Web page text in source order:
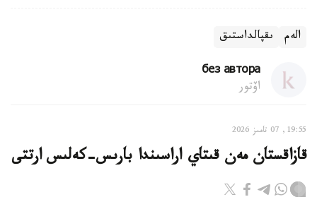
الەم ىقپالداستىق
без автора
اۆتور
19:55, 07 تامىز 2026
قازاقستان مەن قىتاي اراسىندا بارىس-كەلىس ارتتى